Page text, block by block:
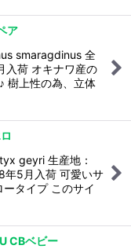
ア
smaragdinus 全
荷 オキナワ産の
樹上性の為、立体
geyri 生産地：
5月入荷 可愛いサ
タイプ このサイ
CBベビー